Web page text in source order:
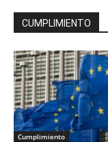
CUMPLIMIENTO
Cumplimiento